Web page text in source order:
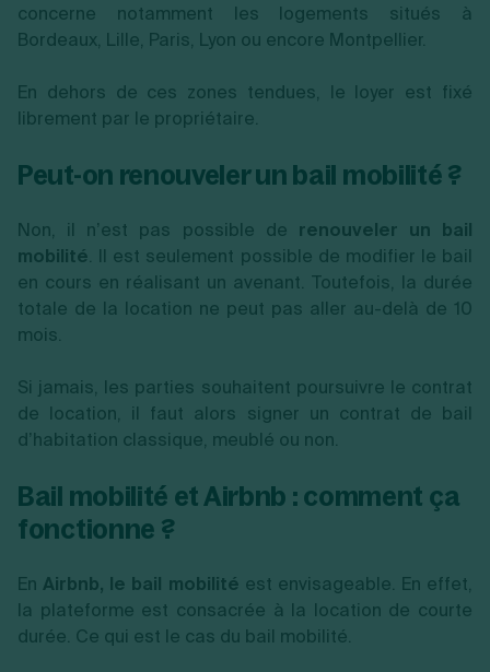
concerne notamment les logements situés à
Bordeaux, Lille, Paris, Lyon ou encore Montpellier.
En dehors de ces zones tendues, le loyer est fixé
librement par le propriétaire.
Peut-on renouveler un bail mobilité ?
Non, il n’est pas possible de renouveler un bail
mobilité. Il est seulement possible de modifier le bail
en cours en réalisant un avenant. Toutefois, la durée
totale de la location ne peut pas aller au-delà de 10
mois.
Si jamais, les parties souhaitent poursuivre le contrat
de location, il faut alors signer un contrat de bail
d’habitation classique, meublé ou non.
Bail mobilité et Airbnb : comment ça
fonctionne ?
EnAirbnb, le bail mobilité est envisageable. En effet,
la plateforme est consacrée à la location de courte
durée. Ce qui est le cas du bail mobilité.